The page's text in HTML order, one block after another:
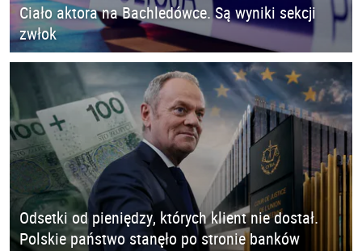
Ciało aktora na Bachledówce. Są wyniki sekcji
zwłok
Odsetki od pieniędzy, których klient nie dostał.
Polskie państwo stanęło po stronie banków